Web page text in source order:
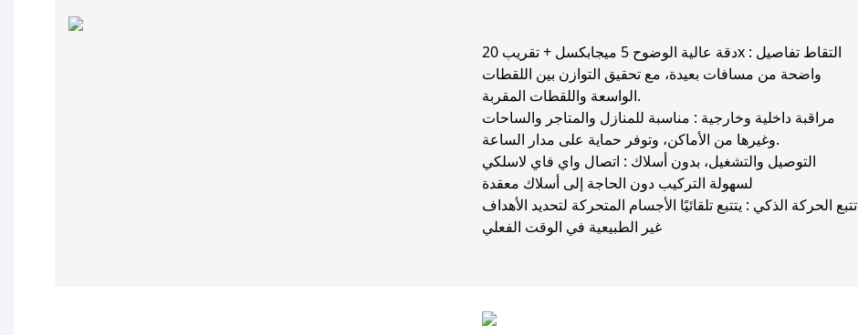
دقة عالية الوضوح 5 ميجابكسل + تقريب 20x: التقاط تفاصيل
واضحة من مسافات بعيدة، مع تحقيق التوازن بين اللقطات
الواسعة واللقطات المقربة.
مراقبة داخلية وخارجية : مناسبة للمنازل والمتاجر والساحات
وغيرها من الأماكن، وتوفر حماية على مدار الساعة.
التوصيل والتشغيل، بدون أسلاك : اتصال واي فاي لاسلكي
لسهولة التركيب دون الحاجة إلى أسلاك معقدة
تتبع الحركة الذكي : يتتبع تلقائيًا الأجسام المتحركة لتحديد الأهداف
غير الطبيعية في الوقت الفعلي